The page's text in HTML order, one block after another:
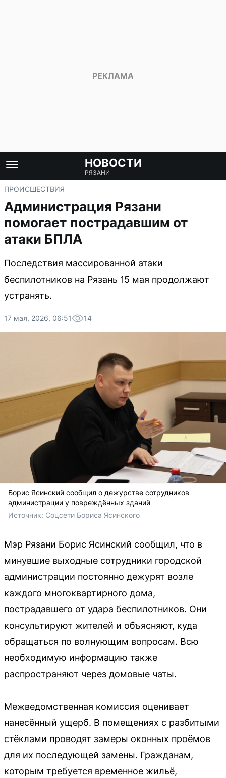
НОВОСТИ
РЯЗАНИ
ПРОИСШЕСТВИЯ
Администрация Рязани
помогает пострадавшим от
атаки БПЛА
Последствия массированной атаки
беспилотников на Рязань 15 мая продолжают
устранять.
17 мая, 2026, 06:51 14
Борис Ясинский сообщил о дежурстве сотрудников
администрации у повреждённых зданий
Источник: Соцсети Бориса Ясинского
Мэр Рязани Борис Ясинский сообщил, что в
минувшие выходные сотрудники городской
администрации постоянно дежурят возле
каждого многоквартирного дома,
пострадавшего от удара беспилотников. Они
консультируют жителей и объясняют, куда
обращаться по волнующим вопросам. Всю
необходимую информацию также
распространяют через домовые чаты.
Межведомственная комиссия оценивает
нанесённый ущерб. В помещениях с разбитыми
стёклами проводят замеры оконных проёмов
для их последующей замены. Гражданам,
которым требуется временное жильё,